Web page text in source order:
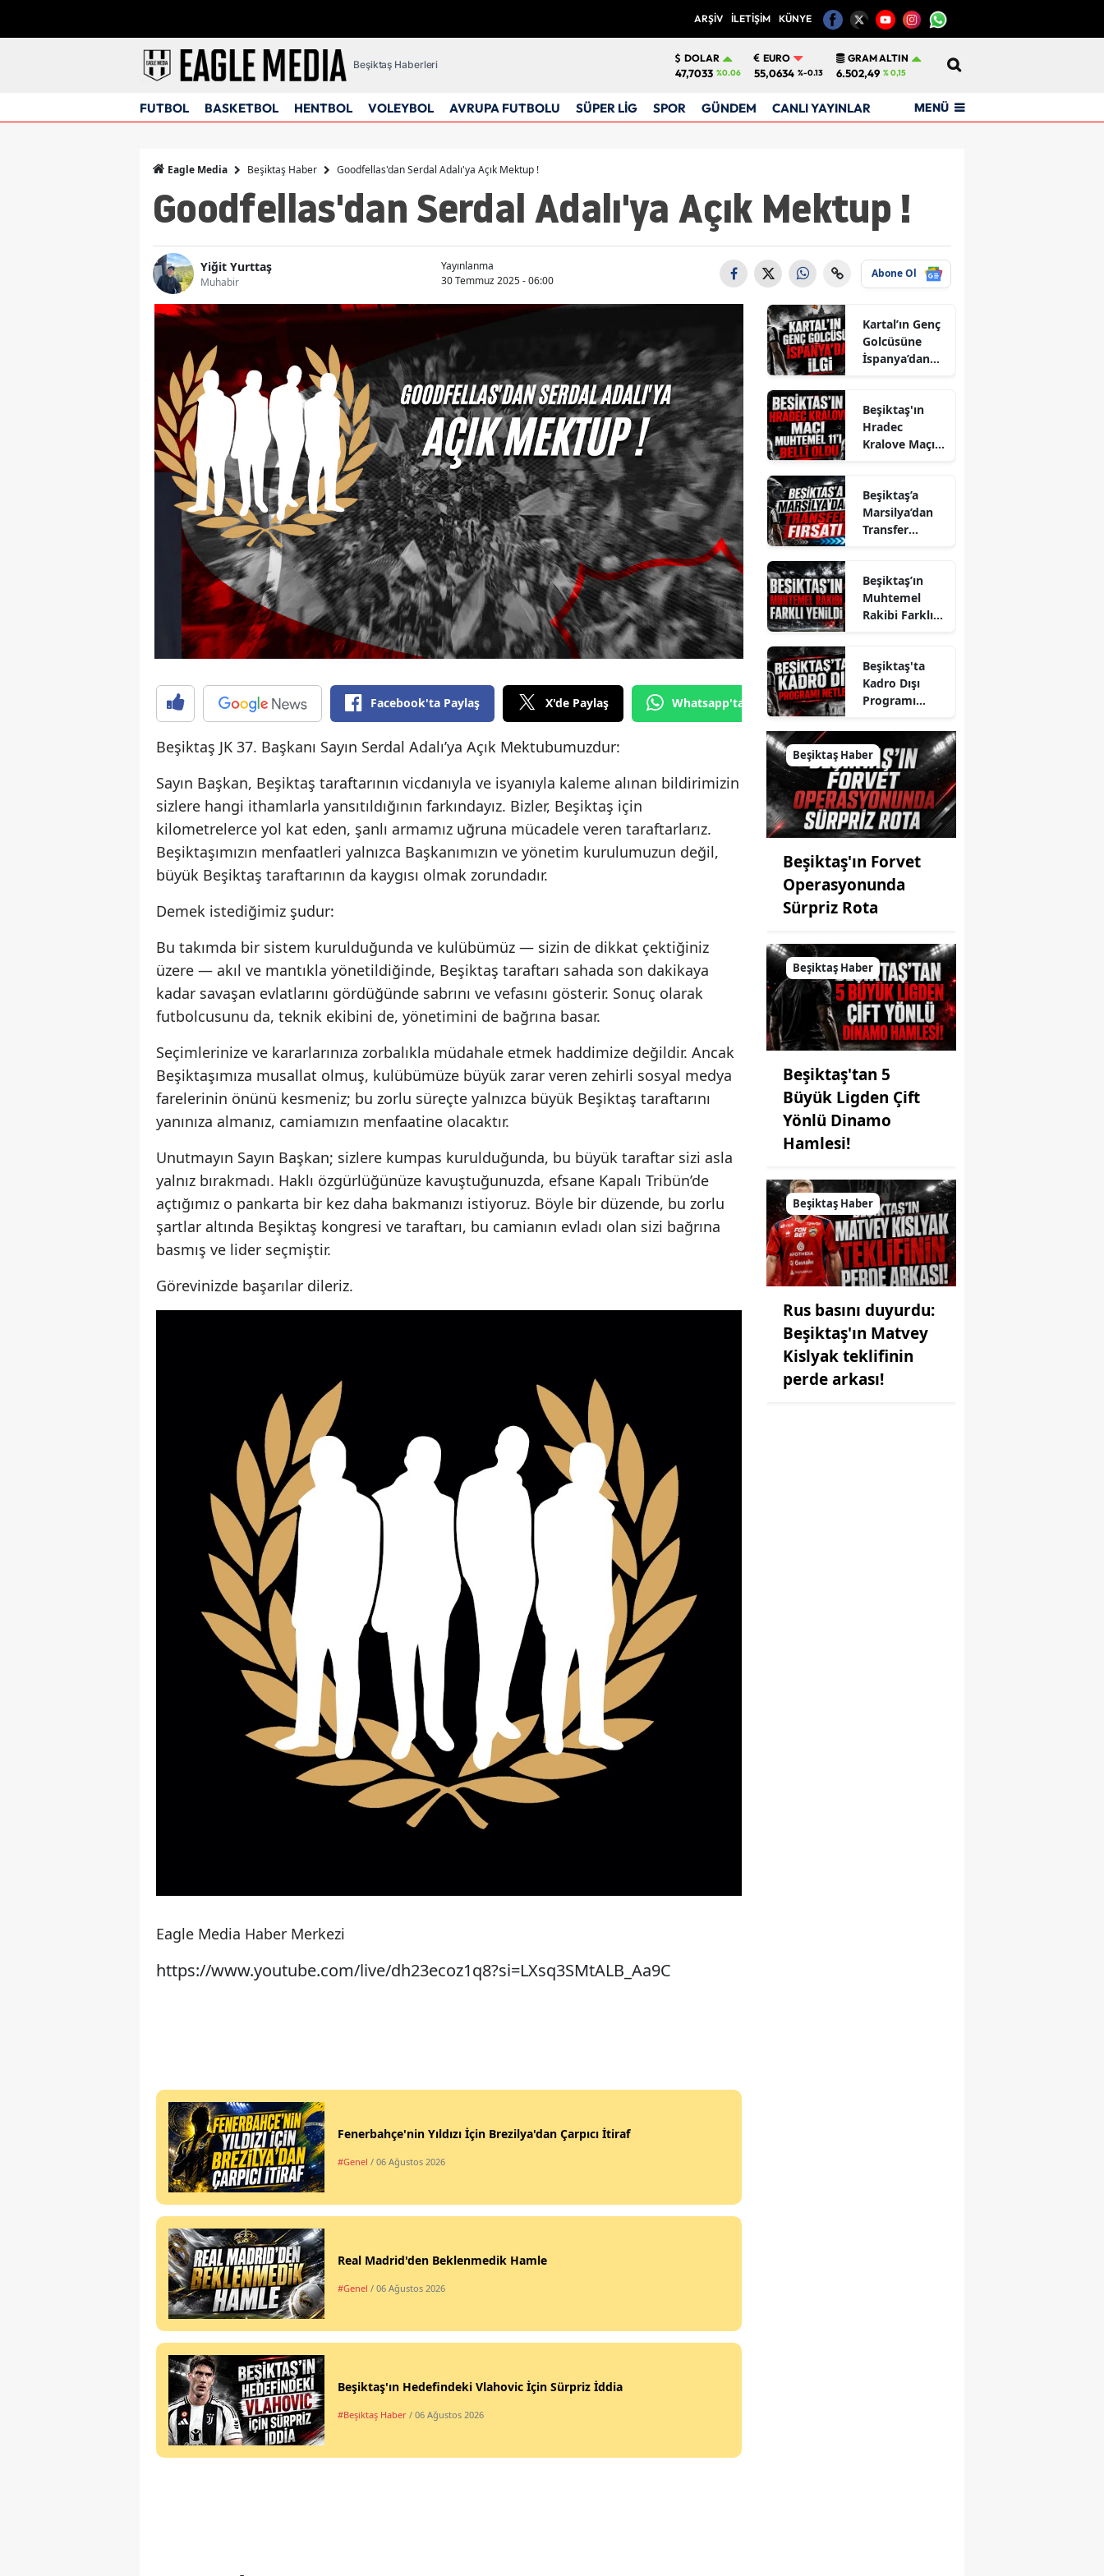
ARŞİV İLETİŞİM KÜNYE
Beşiktaş Haberleri
DOLAR
47,7033 %0.06
EURO
55,0634 %-0.13
GRAM ALTIN
6.502,49 % 0,15
FUTBOL BASKETBOL HENTBOL VOLEYBOL AVRUPA FUTBOLU SÜPER LİG SPOR GÜNDEM CANLI YAYINLAR MENÜ
Eagle Media Beşiktaş Haber Goodfellas'dan Serdal Adalı'ya Açık Mektup !
Goodfellas'dan Serdal Adalı'ya Açık Mektup !
Yiğit Yurttaş
Muhabir
Yayınlanma
30 Temmuz 2025 - 06:00
Abone Ol
Facebook'ta Paylaş X'de Paylaş Whatsapp'tan Gönder
Beşiktaş JK 37. Başkanı Sayın Serdal Adalı’ya Açık Mektubumuzdur:
Sayın Başkan, Beşiktaş taraftarının vicdanıyla ve isyanıyla kaleme alınan bildirimizin
sizlere hangi ithamlarla yansıtıldığının farkındayız. Bizler, Beşiktaş için
kilometrelerce yol kat eden, şanlı armamız uğruna mücadele veren taraftarlarız.
Beşiktaşımızın menfaatleri yalnızca Başkanımızın ve yönetim kurulumuzun değil,
büyük Beşiktaş taraftarının da kaygısı olmak zorundadır.
Demek istediğimiz şudur:
Bu takımda bir sistem kurulduğunda ve kulübümüz — sizin de dikkat çektiğiniz
üzere — akıl ve mantıkla yönetildiğinde, Beşiktaş taraftarı sahada son dakikaya
kadar savaşan evlatlarını gördüğünde sabrını ve vefasını gösterir. Sonuç olarak
futbolcusunu da, teknik ekibini de, yönetimini de bağrına basar.
Seçimlerinize ve kararlarınıza zorbalıkla müdahale etmek haddimize değildir. Ancak
Beşiktaşımıza musallat olmuş, kulübümüze büyük zarar veren zehirli sosyal medya
farelerinin önünü kesmeniz; bu zorlu süreçte yalnızca büyük Beşiktaş taraftarını
yanınıza almanız, camiamızın menfaatine olacaktır.
Unutmayın Sayın Başkan; sizlere kumpas kurulduğunda, bu büyük taraftar sizi asla
yalnız bırakmadı. Haklı özgürlüğünüze kavuştuğunuzda, efsane Kapalı Tribün’de
açtığımız o pankarta bir kez daha bakmanızı istiyoruz. Böyle bir düzende, bu zorlu
şartlar altında Beşiktaş kongresi ve taraftarı, bu camianın evladı olan sizi bağrına
basmış ve lider seçmiştir.
Görevinizde başarılar dileriz.
Eagle Media Haber Merkezi
https://www.youtube.com/live/dh23ecoz1q8?si=LXsq3SMtALB_Aa9C
Fenerbahçe'nin Yıldızı İçin Brezilya'dan Çarpıcı İtiraf
#Genel / 06 Ağustos 2026
Real Madrid'den Beklenmedik Hamle
#Genel / 06 Ağustos 2026
Beşiktaş'ın Hedefindeki Vlahovic İçin Sürpriz İddia
#Beşiktaş Haber / 06 Ağustos 2026
Kartal’ın Genç
Golcüsüne
İspanya’dan
Beşiktaş'ın
Hradec
Kralove Maçı
Beşiktaş’a
Marsilya’dan
Transfer
Beşiktaş’ın
Muhtemel
Rakibi Farklı
Beşiktaş'ta
Kadro Dışı
Programı
Beşiktaş Haber
Beşiktaş'ın Forvet
Operasyonunda
Sürpriz Rota
Beşiktaş Haber
Beşiktaş'tan 5
Büyük Ligden Çift
Yönlü Dinamo
Hamlesi!
Beşiktaş Haber
Rus basını duyurdu:
Beşiktaş'ın Matvey
Kislyak teklifinin
perde arkası!